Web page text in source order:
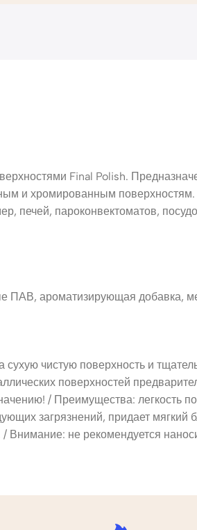
Final Polish.
и хромированным
печей, пароконвектоматов,
ПАВ, ароматизирующая добавка,
чистую поверхность и
поверхностей
/ Преимущества: легкость
загрязнений, придает
не рекомендуется